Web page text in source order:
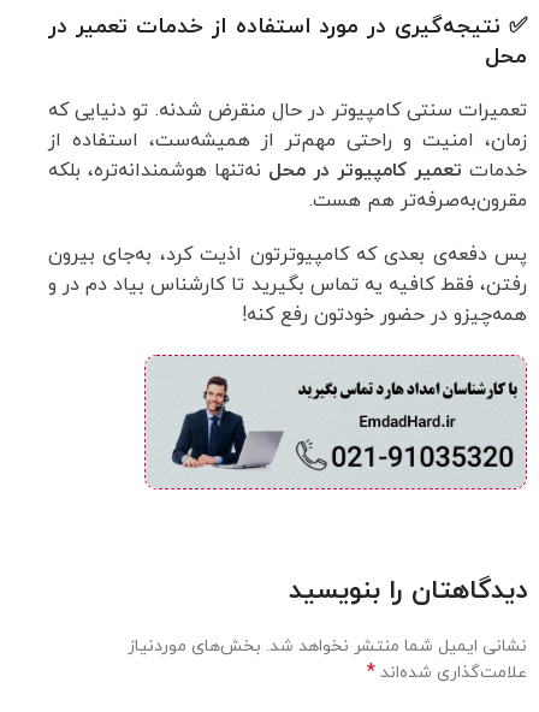
✅ نتیجه‌گیری در مورد استفاده از خدمات تعمیر در
محل
تعمیرات سنتی کامپیوتر در حال منقرض شدنه. تو دنیایی که
زمان، امنیت و راحتی مهم‌تر از همیشه‌ست، استفاده از
خدمات تعمیر کامپیوتر در محل نه‌تنها هوشمندانه‌تره، بلکه
مقرون‌به‌صرفه‌تر هم هست.
پس دفعه‌ی بعدی که کامپیوترتون اذیت کرد، به‌جای بیرون
رفتن، فقط کافیه یه تماس بگیرید تا کارشناس بیاد دم در و
همه‌چیزو در حضور خودتون رفع کنه!
دیدگاهتان را بنویسید
نشانی ایمیل شما منتشر نخواهد شد. بخش‌های موردنیاز
علامت‌گذاری شده‌اند *